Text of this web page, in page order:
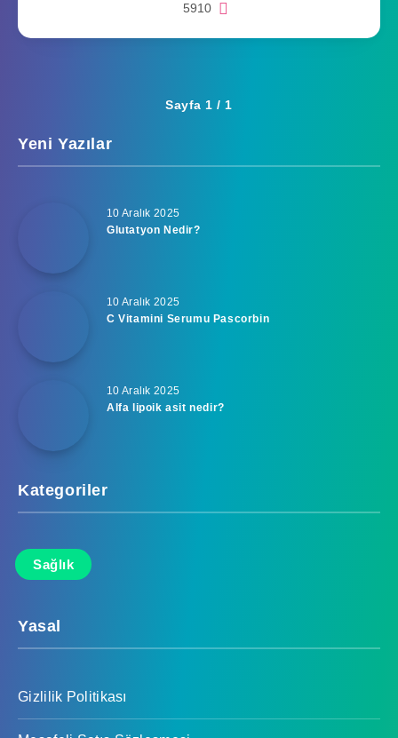
5910
Sayfa 1 / 1
Yeni Yazılar
10 Aralık 2025
Glutatyon Nedir?
10 Aralık 2025
C Vitamini Serumu Pascorbin
10 Aralık 2025
Alfa lipoik asit nedir?
Kategoriler
Sağlık
Yasal
Gizlilik Politikası